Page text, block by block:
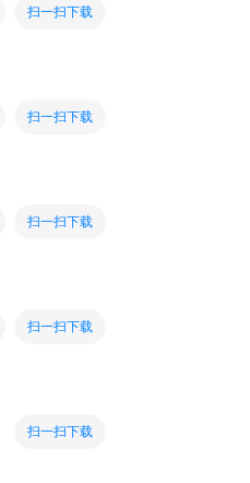
扫一扫下载
扫一扫下载
扫一扫下载
扫一扫下载
扫一扫下载